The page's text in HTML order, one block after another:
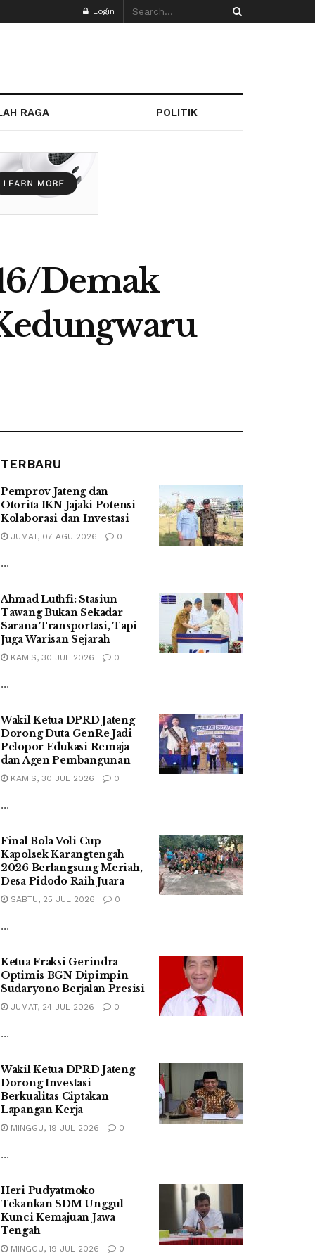
Login
RAGA POLITIK
Demak
TERBARU
Pemprov Jateng dan
Otorita IKN Jajaki Potensi
Kolaborasi dan Investasi
JUMAT, 07 AGU 2026 0
...
Ahmad Luthfi: Stasiun
Tawang Bukan Sekadar
Sarana Transportasi, Tapi
Juga Warisan Sejarah
KAMIS, 30 JUL 2026 0
...
Wakil Ketua DPRD Jateng
Dorong Duta GenRe Jadi
Pelopor Edukasi Remaja
dan Agen Pembangunan
KAMIS, 30 JUL 2026 0
...
Final Bola Voli Cup
Kapolsek Karangtengah
2026 Berlangsung Meriah,
Desa Pidodo Raih Juara
SABTU, 25 JUL 2026 0
...
Ketua Fraksi Gerindra
Optimis BGN Dipimpin
Sudaryono Berjalan Presisi
JUMAT, 24 JUL 2026 0
...
Wakil Ketua DPRD Jateng
Dorong Investasi
Berkualitas Ciptakan
Lapangan Kerja
MINGGU, 19 JUL 2026 0
...
Heri Pudyatmoko
Tekankan SDM Unggul
Kunci Kemajuan Jawa
Tengah
MINGGU, 19 JUL 2026 0